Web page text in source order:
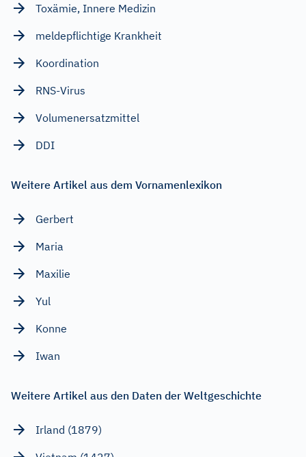
Toxämie, Innere Medizin
meldepflichtige Krankheit
Koordination
RNS-Virus
Volumenersatzmittel
DDI
Weitere Artikel aus dem Vornamenlexikon
Gerbert
Maria
Maxilie
Yul
Konne
Iwan
Weitere Artikel aus den Daten der Weltgeschichte
Irland (1879)